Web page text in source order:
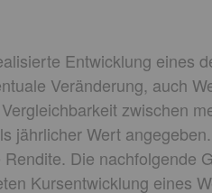
Entwicklung eines
Veränderung, auch
zwischen
jährlicher Wert
Die nachfolgende
Kursentwicklung eines